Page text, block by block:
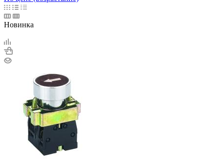
Новинка